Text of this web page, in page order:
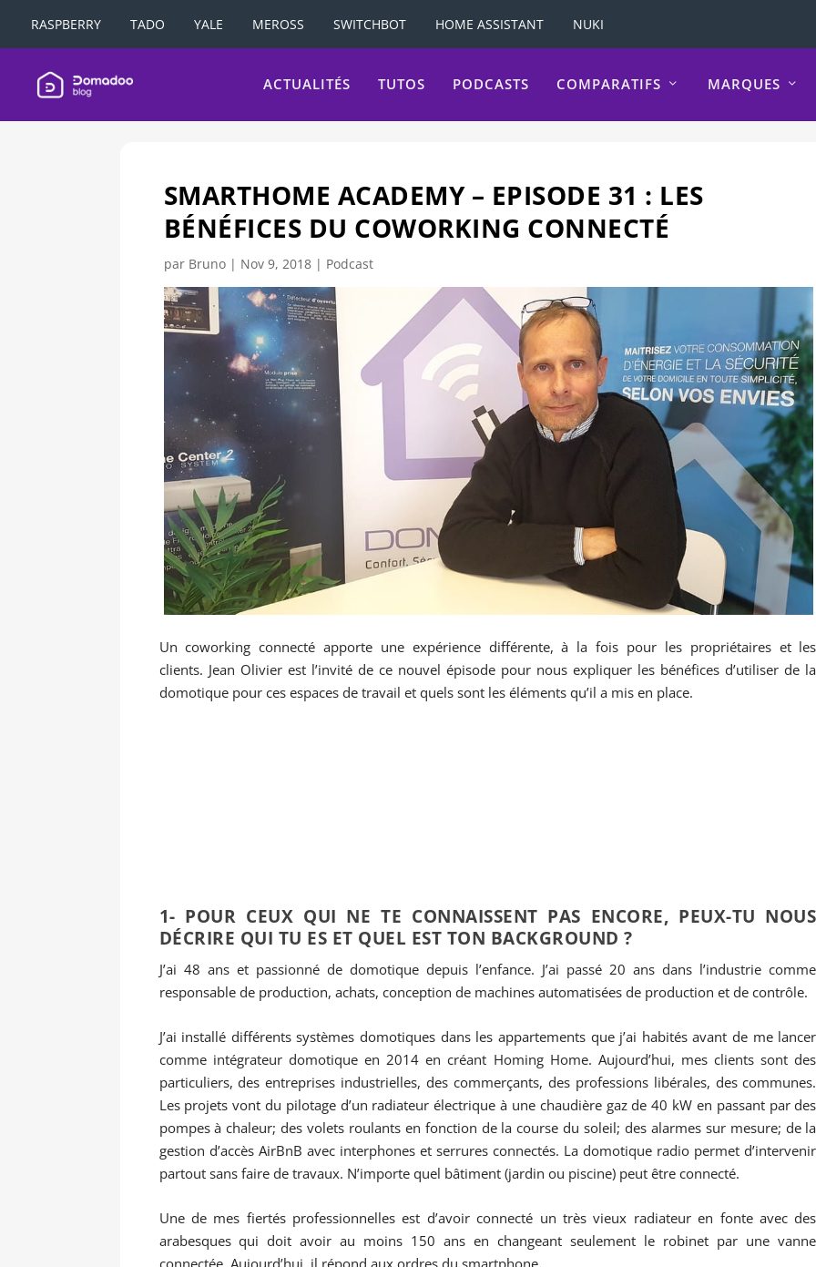
RASPBERRY TADO YALE MEROSS SWITCHBOT HOME ASSISTANT NUKI
ACTUALITÉS TUTOS PODCASTS COMPARATIFS MARQUES
SMARTHOME ACADEMY – EPISODE 31 : LES
BÉNÉFICES DU COWORKING CONNECTÉ
par Bruno| Nov 9, 2018| Podcast
Un coworking connecté apporte une expérience différente, à la fois pour les propriétaires et les
clients. Jean Olivier est l’invité de ce nouvel épisode pour nous expliquer les bénéfices d’utiliser de la
domotique pour ces espaces de travail et quels sont les éléments qu’il a mis en place.
1- POUR CEUX QUI NE TE CONNAISSENT PAS ENCORE, PEUX-TU NOUS
DÉCRIRE QUI TU ES ET QUEL EST TON BACKGROUND ?
J’ai 48 ans et passionné de domotique depuis l’enfance. J’ai passé 20 ans dans l’industrie comme
responsable de production, achats, conception de machines automatisées de production et de contrôle.
J’ai installé différents systèmes domotiques dans les appartements que j’ai habités avant de me lancer
comme intégrateur domotique en 2014 en créant Homing Home. Aujourd’hui, mes clients sont des
particuliers, des entreprises industrielles, des commerçants, des professions libérales, des communes.
Les projets vont du pilotage d’un radiateur électrique à une chaudière gaz de 40 kW en passant par des
pompes à chaleur; des volets roulants en fonction de la course du soleil; des alarmes sur mesure; de la
gestion d’accès AirBnB avec interphones et serrures connectés. La domotique radio permet d’intervenir
partout sans faire de travaux. N’importe quel bâtiment (jardin ou piscine) peut être connecté.
Une de mes fiertés professionnelles est d’avoir connecté un très vieux radiateur en fonte avec des
arabesques qui doit avoir au moins 150 ans en changeant seulement le robinet par une vanne